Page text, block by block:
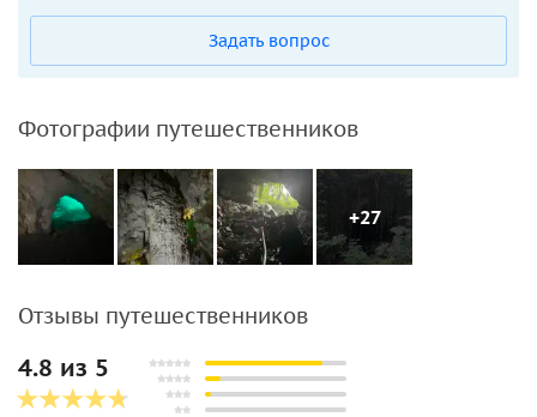
Задать вопрос
Фотографии путешественников
+27
Отзывы путешественников
4.8 из 5